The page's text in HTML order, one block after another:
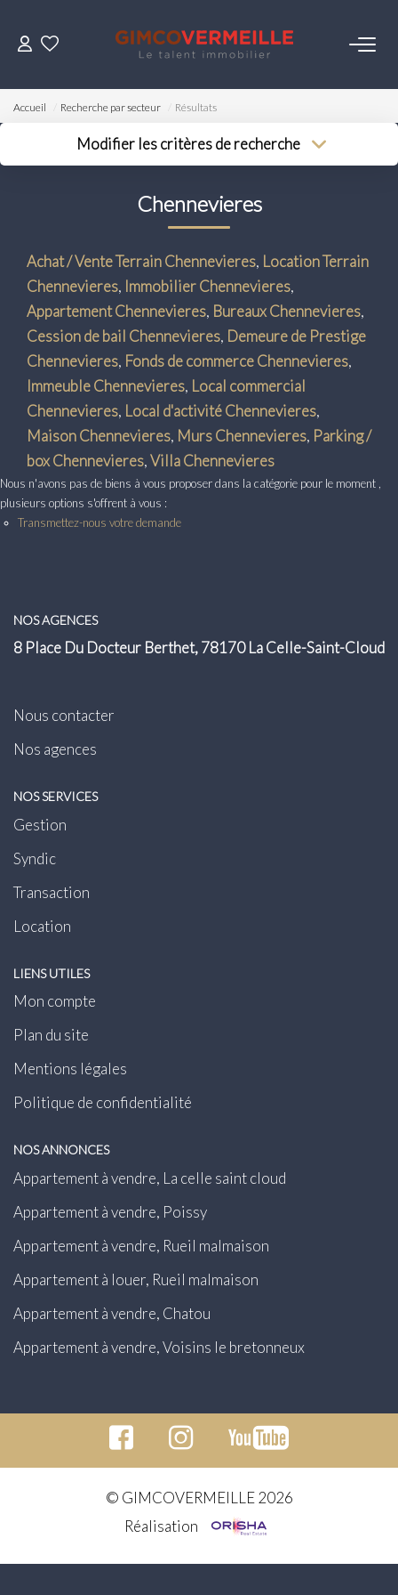
ACHETER
VENDRE
LOUER
NOS SERVICES
Gestion
Syndic
Transaction
Location
LE GROUPE
Accueil Recherche par secteur Résultats
Modifier les critères de recherche
Surface min
Plus de critères
Créer une alerte
Chennevieres
Achat / Vente Terrain Chennevieres, Location Terrain
Chennevieres, Immobilier Chennevieres,
Appartement Chennevieres, Bureaux Chennevieres,
Cession de bail Chennevieres, Demeure de Prestige
Chennevieres, Fonds de commerce Chennevieres,
Immeuble Chennevieres, Local commercial
Chennevieres, Local d'activité Chennevieres,
Maison Chennevieres, Murs Chennevieres, Parking /
box Chennevieres,Villa Chennevieres
Nous n'avons pas de biens à vous proposer dans la catégorie pour le moment ,
plusieurs options s'offrent à vous :
Transmettez-nous votre demande
NOS AGENCES
8 Place Du Docteur Berthet, 78170 La Celle-Saint-Cloud
Nous contacter
Nos agences
NOS SERVICES
Gestion
Syndic
Transaction
Location
LIENS UTILES
Mon compte
Plan du site
Mentions légales
Politique de confidentialité
NOS ANNONCES
Appartement à vendre, La celle saint cloud
Appartement à vendre, Poissy
Appartement à vendre, Rueil malmaison
Appartement à louer, Rueil malmaison
Appartement à vendre, Chatou
Appartement à vendre, Voisins le bretonneux
© GIMCOVERMEILLE 2026
Réalisation